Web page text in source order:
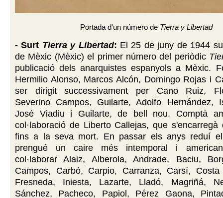
Portada d'un número de Tierra y Libertad
- Surt Tierra y Libertad: El 25 de juny de 1944
de Mèxic (Mèxic) el primer número del periòdic
publicació dels anarquistes espanyols a Mèxic.
Hermilio Alonso, Marcos Alcón, Domingo Rojas i
ser dirigit successivament per Cano Ruiz,
Severino Campos, Guilarte, Adolfo Hernández,
José Viadiu i Guilarte, de bell nou. Comptà
col·laboració de Liberto Callejas, que s'encarregà
fins a la seva mort. En passar els anys reduí
prengué un caire més intemporal i
col·laborar Alaiz, Alberola, Andrade, Baciu,
Campos, Carbó, Carpio, Carranza, Carsí,
Fresneda, Iniesta, Lazarte, Lladó, Magriñá,
Sánchez, Pacheco, Papiol, Pérez Gaona,